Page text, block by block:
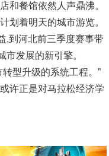
和餐馆依然人声鼎沸。
划着明天的城市游览。
,到河北前三季度赛事带
市发展的新引擎。
型升级的系统工程。”
许正是对马拉松经济学